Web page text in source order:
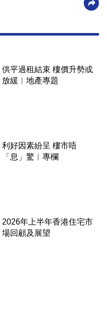
供平過租結束 樓價升勢或
放緩︳地產專題
利好因素紛呈 樓市唔
「息」驚︳專欄
2026年上半年香港住宅市
場回顧及展望